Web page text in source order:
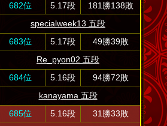
682位
5.17段
181勝138敗
specialweek13 五段
683位
5.17段
49勝39敗
Re_pyon02 五段
684位
5.16段
94勝72敗
kanayama 五段
685位
5.16段
31勝33敗